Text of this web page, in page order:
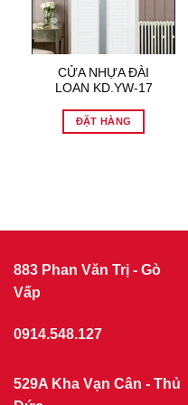
CỬA NHỰA ĐÀI
LOAN KD.YW-17
ĐẶT HÀNG
883 Phan Văn Trị - Gò
Vấp
0914.548.127
529A Kha Vạn Cân - Thủ